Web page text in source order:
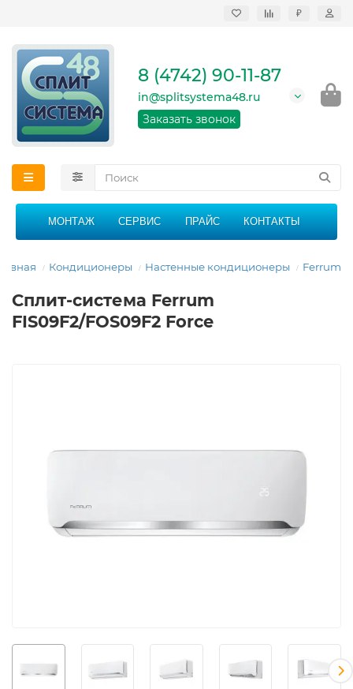
₽
кондиционеров в
области
График работы: 9:00 -
21:00 без перерыва и
8 (4742) 90-11-87
in@splitsystema48.ru
Заказать звонок
МОНТАЖ СЕРВИС ПРАЙС КОНТАКТЫ
Кондиционеры Настенные кондиционеры Ferrum
Сплит-система Ferrum
FIS09F2/FOS09F2 Force